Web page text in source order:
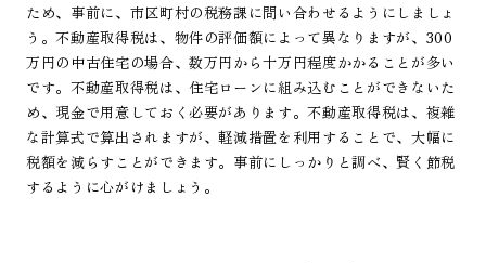
ため、事前に、市区町村の税務課に問い合わせるようにしましょ
う。不動産取得税は、物件の評価額によって異なりますが、300
万円の中古住宅の場合、数万円から十万円程度かかることが多い
です。不動産取得税は、住宅ローンに組み込むことができないた
め、現金で用意しておく必要があります。不動産取得税は、複雑
な計算式で算出されますが、軽減措置を利用することで、大幅に
税額を減らすことができます。事前にしっかりと調べ、賢く節税
するように心がけましょう。